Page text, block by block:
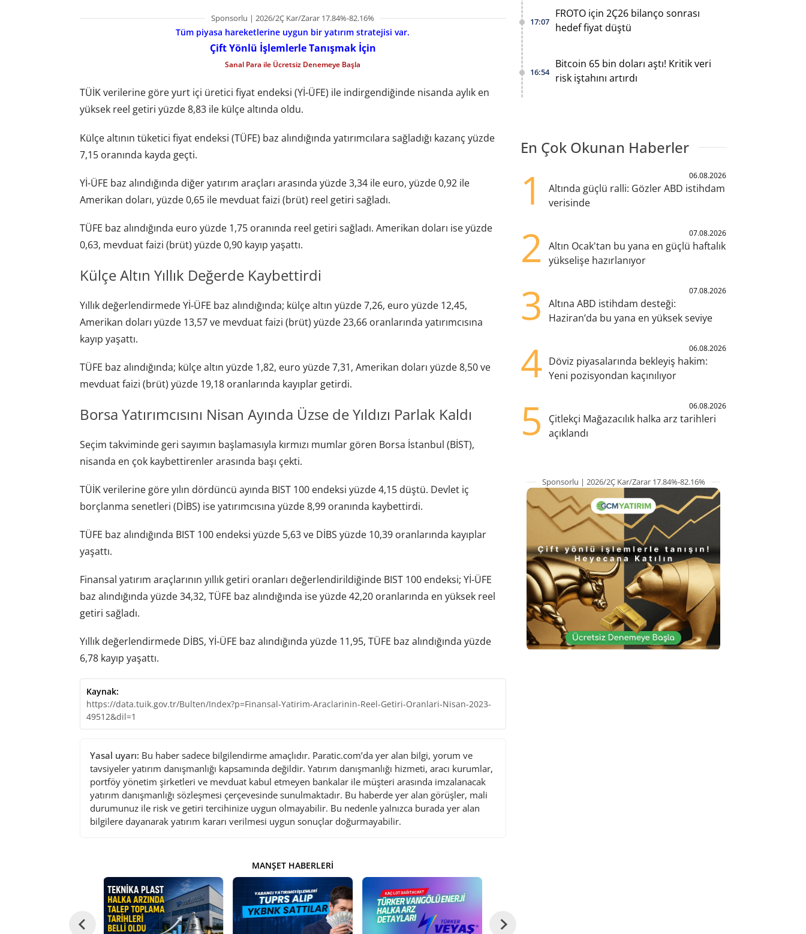
Sponsorlu | 2026/2Ç Kar/Zarar 17.84%-82.16%
Tüm piyasa hareketlerine uygun bir yatırım stratejisi var.
Çift Yönlü İşlemlerle Tanışmak İçin
Sanal Para ile Ücretsiz Denemeye Başla
TÜİK verilerine göre yurt içi üretici fiyat endeksi (Yİ-ÜFE) ile indirgendiğinde nisanda aylık en
yüksek reel getiri yüzde 8,83 ile külçe altında oldu.
Külçe altının tüketici fiyat endeksi (TÜFE) baz alındığında yatırımcılara sağladığı kazanç yüzde
7,15 oranında kayda geçti.
Yİ-ÜFE baz alındığında diğer yatırım araçları arasında yüzde 3,34 ile euro, yüzde 0,92 ile
Amerikan doları, yüzde 0,65 ile mevduat faizi (brüt) reel getiri sağladı.
TÜFE baz alındığında euro yüzde 1,75 oranında reel getiri sağladı. Amerikan doları ise yüzde
0,63, mevduat faizi (brüt) yüzde 0,90 kayıp yaşattı.
Külçe Altın Yıllık Değerde Kaybettirdi
Yıllık değerlendirmede Yİ-ÜFE baz alındığında; külçe altın yüzde 7,26, euro yüzde 12,45,
Amerikan doları yüzde 13,57 ve mevduat faizi (brüt) yüzde 23,66 oranlarında yatırımcısına
kayıp yaşattı.
TÜFE baz alındığında; külçe altın yüzde 1,82, euro yüzde 7,31, Amerikan doları yüzde 8,50 ve
mevduat faizi (brüt) yüzde 19,18 oranlarında kayıplar getirdi.
Borsa Yatırımcısını Nisan Ayında Üzse de Yıldızı Parlak Kaldı
Seçim takviminde geri sayımın başlamasıyla kırmızı mumlar gören Borsa İstanbul (BİST),
nisanda en çok kaybettirenler arasında başı çekti.
TÜİK verilerine göre yılın dördüncü ayında BIST 100 endeksi yüzde 4,15 düştü. Devlet iç
borçlanma senetleri (DİBS) ise yatırımcısına yüzde 8,99 oranında kaybettirdi.
TÜFE baz alındığında BIST 100 endeksi yüzde 5,63 ve DİBS yüzde 10,39 oranlarında kayıplar
yaşattı.
Finansal yatırım araçlarının yıllık getiri oranları değerlendirildiğinde BIST 100 endeksi; Yİ-ÜFE
baz alındığında yüzde 34,32, TÜFE baz alındığında ise yüzde 42,20 oranlarında en yüksek reel
getiri sağladı.
Yıllık değerlendirmede DİBS, Yİ-ÜFE baz alındığında yüzde 11,95, TÜFE baz alındığında yüzde
6,78 kayıp yaşattı.
Kaynak:
https://data.tuik.gov.tr/Bulten/Index?p=Finansal-Yatirim-Araclarinin-Reel-Getiri-Oranlari-Nisan-2023-
49512&dil=1
Yasal uyarı: Bu haber sadece bilgilendirme amaçlıdır. Paratic.com’da yer alan bilgi, yorum ve
tavsiyeler yatırım danışmanlığı kapsamında değildir. Yatırım danışmanlığı hizmeti, aracı kurumlar,
portföy yönetim şirketleri ve mevduat kabul etmeyen bankalar ile müşteri arasında imzalanacak
yatırım danışmanlığı sözleşmesi çerçevesinde sunulmaktadır. Bu haberde yer alan görüşler, mali
durumunuz ile risk ve getiri tercihinize uygun olmayabilir. Bu nedenle yalnızca burada yer alan
bilgilere dayanarak yatırım kararı verilmesi uygun sonuçlar doğurmayabilir.
MANŞET HABERLERI
17:07
FROTO için 2Ç26 bilanço sonrası
hedef fiyat düştü
16:54
Bitcoin 65 bin doları aştı! Kritik veri
risk iştahını artırdı
En Çok Okunan Haberler
1 06.08.2026
Altında güçlü ralli: Gözler ABD istihdam
verisinde
2 07.08.2026
Altın Ocak'tan bu yana en güçlü haftalık
yükselişe hazırlanıyor
3 07.08.2026
Altına ABD istihdam desteği:
Haziran’da bu yana en yüksek seviye
4 06.08.2026
Döviz piyasalarında bekleyiş hakim:
Yeni pozisyondan kaçınılıyor
5 06.08.2026
Çitlekçi Mağazacılık halka arz tarihleri
açıklandı
Sponsorlu | 2026/2Ç Kar/Zarar 17.84%-82.16%